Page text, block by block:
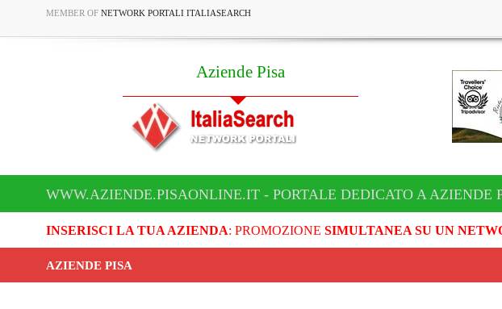
MEMBER OF NETWORK PORTALI ITALIASEARCH
Aziende Pisa
WWW.AZIENDE.PISAONLINE.IT - PORTALE DEDICATO A AZIENDE
INSERISCI LA TUA AZIENDA: PROMOZIONE SIMULTANEA SU UN
AZIENDE PISA